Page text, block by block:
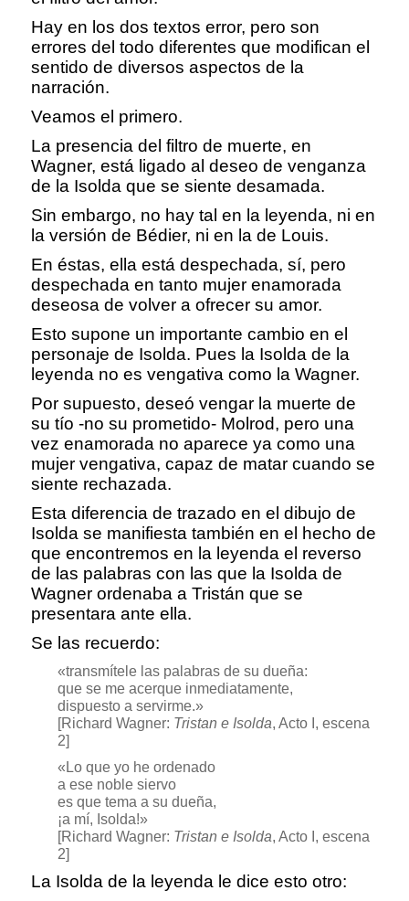
Hay en los dos textos error, pero son
errores del todo diferentes que modifican el
sentido de diversos aspectos de la
narración.
Veamos el primero.
La presencia del filtro de muerte, en
Wagner, está ligado al deseo de venganza
de la Isolda que se siente desamada.
Sin embargo, no hay tal en la leyenda, ni en
la versión de Bédier, ni en la de Louis.
En éstas, ella está despechada, sí, pero
despechada en tanto mujer enamorada
deseosa de volver a ofrecer su amor.
Esto supone un importante cambio en el
personaje de Isolda. Pues la Isolda de la
leyenda no es vengativa como la Wagner.
Por supuesto, deseó vengar la muerte de
su tío -no su prometido- Molrod, pero una
vez enamorada no aparece ya como una
mujer vengativa, capaz de matar cuando se
siente rechazada.
Esta diferencia de trazado en el dibujo de
Isolda se manifiesta también en el hecho de
que encontremos en la leyenda el reverso
de las palabras con las que la Isolda de
Wagner ordenaba a Tristán que se
presentara ante ella.
Se las recuerdo:
«transmítele las palabras de su dueña:
que se me acerque inmediatamente,
dispuesto a servirme.»
[Richard Wagner: Tristan e Isolda, Acto I, escena
2]
«Lo que yo he ordenado
a ese noble siervo
es que tema a su dueña,
¡a mí, Isolda!»
[Richard Wagner: Tristan e Isolda, Acto I, escena
2]
La Isolda de la leyenda le dice esto otro: